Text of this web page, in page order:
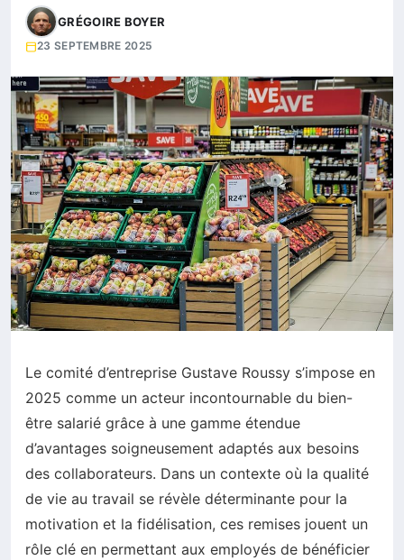
GRÉGOIRE BOYER
23 SEPTEMBRE 2025
Le comité d’entreprise Gustave Roussy s’impose en
2025 comme un acteur incontournable du bien-
être salarié grâce à une gamme étendue
d’avantages soigneusement adaptés aux besoins
des collaborateurs. Dans un contexte où la qualité
de vie au travail se révèle déterminante pour la
motivation et la fidélisation, ces remises jouent un
rôle clé en permettant aux employés de bénéficier